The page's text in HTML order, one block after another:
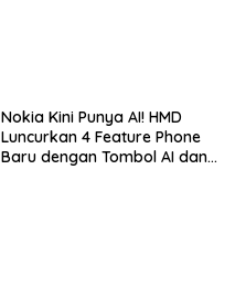
Nokia Kini Punya AI! HMD
Luncurkan 4 Feature Phone
Baru dengan Tombol AI dan